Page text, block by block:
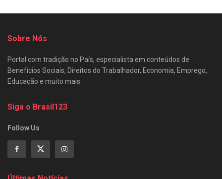
Sobre Nós
Portal com tradição no País, especialista em conteúdos de
Benefícios Sociais, Direitos do Trabalhador, Economia, Emprego,
Educação e muito mais
Siga o Brasil123
Follow Us